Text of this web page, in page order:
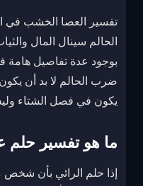
تفسير العصا الخشب في
الحالم سينال المال
بوجود عدة تفاصيل هامة
ضرب الحالم لا بد أن يكون
يكون في فصل الشتاء
ما هو تفسير حلم
إذا حلم الرائي بأن